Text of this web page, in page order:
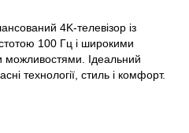
4K-телевізор із
100 Гц і широкими
можливостями. Ідеальний
технології, стиль і комфорт.